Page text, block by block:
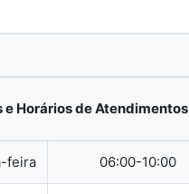
e Horários de Atendimentos
feira 06:00-10:00